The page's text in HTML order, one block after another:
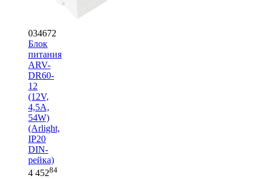
034672
Блок
питания
ARV-
DR60-
12
(12V,
4,5A,
54W)
(Arlight,
IP20
DIN-
рейка)
4 45284